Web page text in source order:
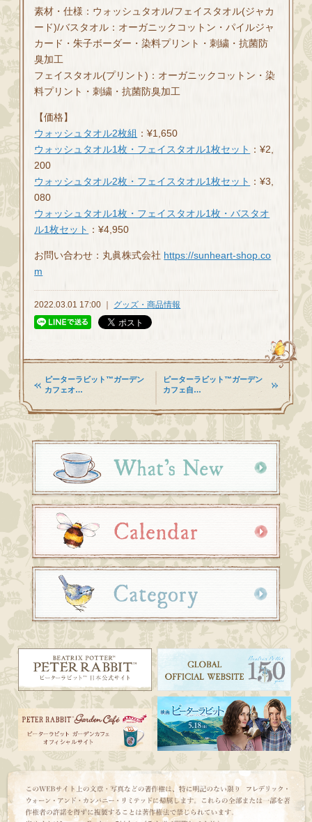
素材・仕様：ウォッシュタオル/フェイスタオル(ジャカ
ード)/バスタオル：オーガニックコットン・パイルジャ
カード・朱子ボーダー・染料プリント・刺繍・抗菌防
臭加工
フェイスタオル(プリント)：オーガニックコットン・染
料プリント・刺繍・抗菌防臭加工
【価格】
ウォッシュタオル2枚組 ：¥1,650
ウォッシュタオル1枚・フェイスタオル1枚セット ：¥2,
200
ウォッシュタオル2枚・フェイスタオル1枚セット ：¥3,
080
ウォッシュタオル1枚・フェイスタオル1枚・バスタオ
ル1枚セット ：¥4,950
お問い合わせ：丸眞株式会社 https://sunheart-shop.co
m
2022.03.01 17:00 ｜ グッズ・商品情報
ピーターラビット™ガーデン
カフェオ…
ピーターラビット™ガーデン
カフェ自…